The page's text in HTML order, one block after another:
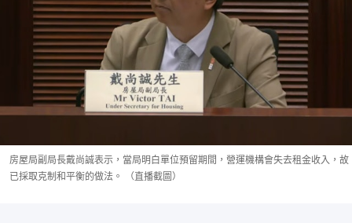
房屋局副局長戴尚誠表示，當局明白單位預留期間，營運機構會失去租金收入，故
已採取克制和平衡的做法。 （直播截圖）